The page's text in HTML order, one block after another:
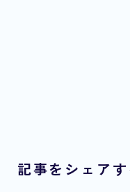
記事をシェアす